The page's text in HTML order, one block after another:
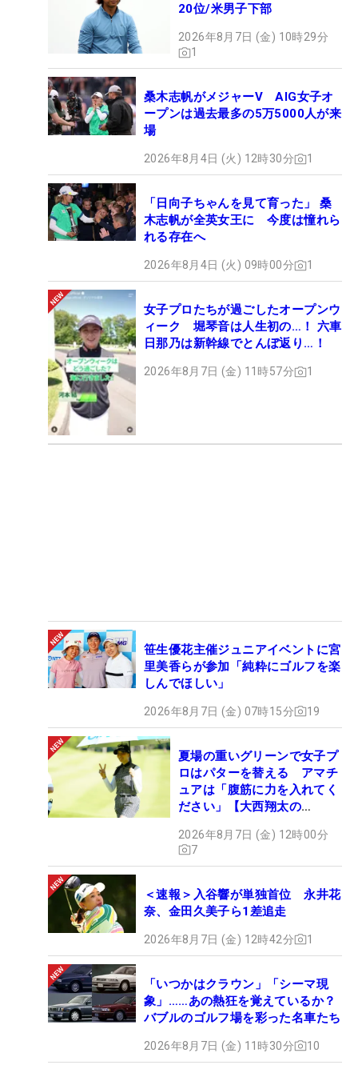
20位/米男子下部
2026年8月7日 (金) 10時29分
1
桑木志帆がメジャーV AIG女子オ
ープンは過去最多の5万5000人が来
場
2026年8月4日 (火) 12時30分 1
「日向子ちゃんを見て育った」 桑
木志帆が全英女王に 今度は憧れら
れる存在へ
2026年8月4日 (火) 09時00分 1
女子プロたちが過ごしたオープンウ
ィーク 堀琴音は人生初の…！ 六車
日那乃は新幹線でとんぼ返り…！
2026年8月7日 (金) 11時57分 1
笹生優花主催ジュニアイベントに宮
里美香らが参加「純粋にゴルフを楽
しんでほしい」
2026年8月7日 (金) 07時15分 19
夏場の重いグリーンで女子プ
ロはパターを替える アマチ
ュアは「腹筋に力を入れてく
ださい」【大西翔太の
2026年8月7日 (金) 12時00分
7
＜速報＞入谷響が単独首位 永井花
奈、金田久美子ら1差追走
2026年8月7日 (金) 12時42分 1
「いつかはクラウン」「シーマ現
象」……あの熱狂を覚えているか？
バブルのゴルフ場を彩った名車たち
2026年8月7日 (金) 11時30分 10